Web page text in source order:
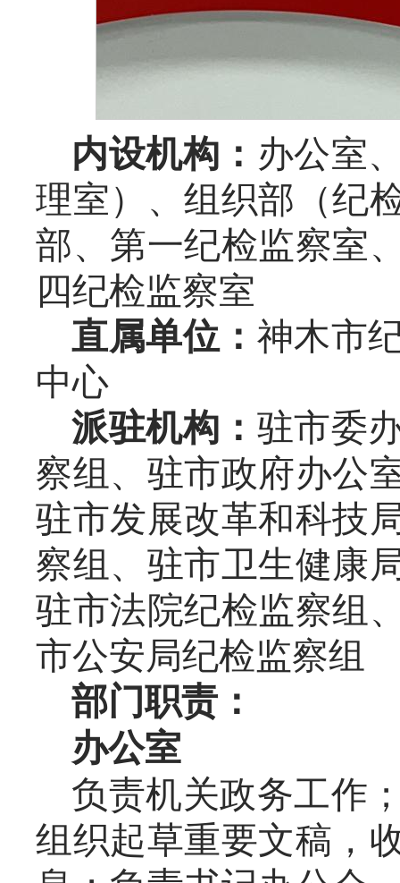
内设机构： 办公室
理室）、组织部（纪
部、第一纪检监察室
四纪检监察室
直属单位： 神木市
中心
派驻机构： 驻市委
察组、驻市政府办公
驻市发展改革和科技
察组、驻市卫生健康
驻市法院纪检监察组
市公安局纪检监察组
部门职责：
办公室
负责机关政务工作
组织起草重要文稿，